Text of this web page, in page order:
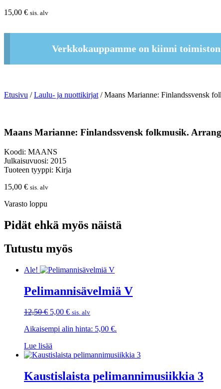
15,00 € sis. alv
Verkkokauppamme on kiinni
Etusivu /Laulu- ja nuottikirjat/ Maans Marianne: Finlandssvensk
Maans Marianne: Finlandssvensk folkmusik.
Koodi: MAANS
Julkaisuvuosi: 2015
Tuoteen tyyppi: Kirja
15,00 € sis. alv
Varasto loppu
Pidät ehkä myös näistä
Tutustu myös
Ale!
Pelimannisävelmiä V
12,50€ Alkuperäinen
oli:
5,00 € Nykyinen
on:
sis. alv
Aikaisempi alin hinta: 5,00 €.
Lue lisää
Kaustislaista pelimannimusiikkia 3